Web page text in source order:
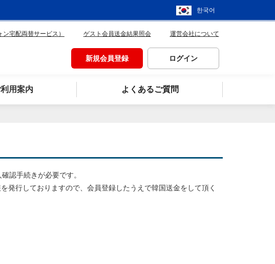
한국어
ン宅配両替サービス） ゲスト会員送金結果照会 運営会社について
新規会員登録 ログイン
用案内 よくあるご質問
認手続きが必要です。
発行しておりますので、会員登録したうえで韓国送金をして頂く